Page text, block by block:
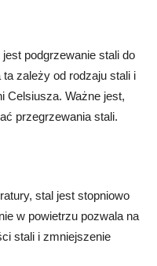
podgrzewanie stali do
zależy od rodzaju stali i
Celsiusza. Ważne jest,
przegrzewania stali.
stal jest stopniowo
w powietrzu pozwala na
stali i zmniejszenie